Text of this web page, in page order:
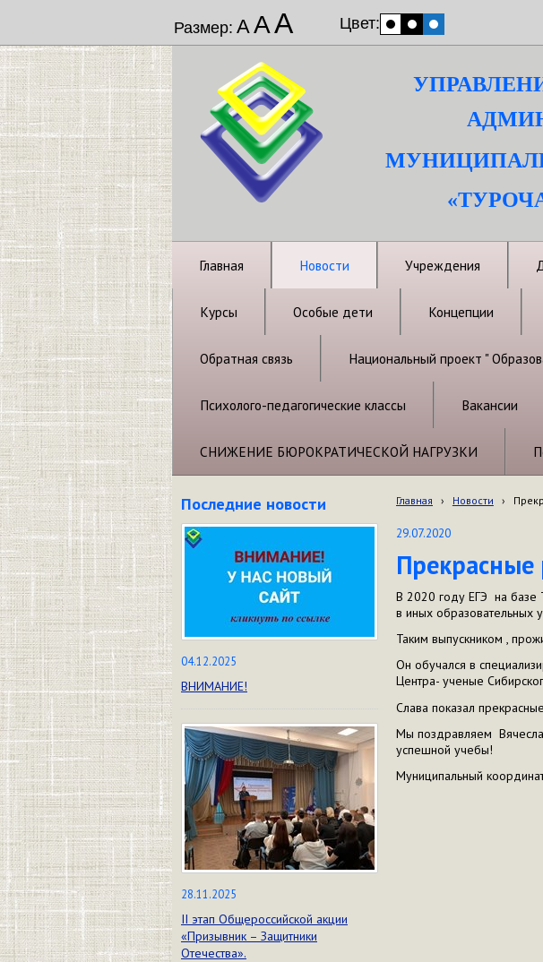
Размер: ААА Цвет:
Главная Новости Учреждения
Курсы Особые дети Концепции
Обратная связь Национальный проект "
Психолого-педагогические классы Вакансии
СНИЖЕНИЕ БЮРОКРАТИЧЕСКОЙ НАГРУЗКИ
Последние новости
04.12.2025
ВНИМАНИЕ!
28.11.2025
II этап Общероссийской акции
«Призывник – Защитники
Отечества».
Главная › Новости ›
29.07.2020
Прекрасные
В 2020 году ЕГЭ на базе
в иных образовательных
Таким выпускником ,
Он обучался в
Центра- ученые
Слава показал
Мы поздравляем
успешной учебы!
Муниципальный